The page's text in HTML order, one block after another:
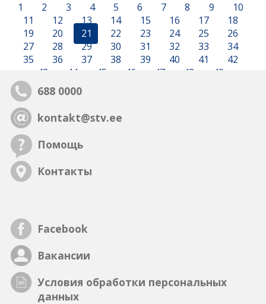
1 2 3 4 5 6 7 8 9
10
11
12 13 14 15 16 17
18
19
20 21 22 23 24 25
26
27
28 29 30 31 32 33
34
35
36 37 38 39 40 41
42
43
44 45 46 47 48 49
688 0000
kontakt@stv.ee
Помощь
Контакты
Facebook
Вакансии
Условия обработки персональных
данных